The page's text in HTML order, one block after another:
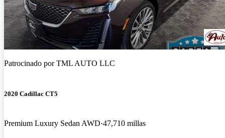
Patrocinado porTML AUTO LLC
2020 Cadillac CT5
Premium Luxury Sedan AWD 47,710 millas